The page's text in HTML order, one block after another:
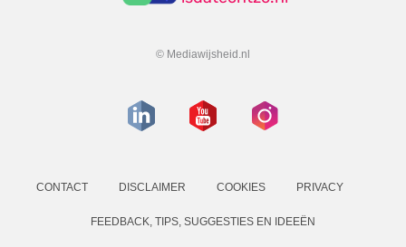
© Mediawijsheid.nl
CONTACT DISCLAIMER COOKIES PRIVACY
FEEDBACK, TIPS, SUGGESTIES EN IDEEËN